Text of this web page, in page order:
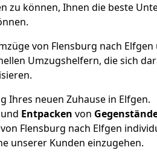
zu können, Ihnen die beste
von Flensburg nach
Umzugshelfern, die sich
Ihres neuen Zuhause in Elfgen.
und Entpacken von
Flensburg nach Elfgen
unserer Kunden einzugehen.